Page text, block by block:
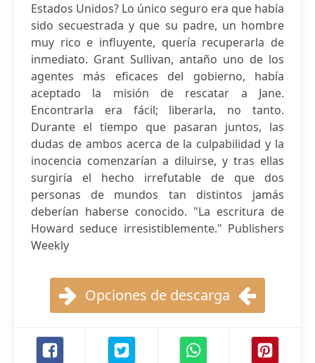
Estados Unidos? Lo único seguro era que había
sido secuestrada y que su padre, un hombre
muy rico e influyente, quería recuperarla de
inmediato. Grant Sullivan, antaño uno de los
agentes más eficaces del gobierno, había
aceptado la misión de rescatar a Jane.
Encontrarla era fácil; liberarla, no tanto.
Durante el tiempo que pasaran juntos, las
dudas de ambos acerca de la culpabilidad y la
inocencia comenzarían a diluirse, y tras ellas
surgiría el hecho irrefutable de que dos
personas de mundos tan distintos jamás
deberían haberse conocido. "La escritura de
Howard seduce irresistiblemente." Publishers
Weekly
Opciones de descarga